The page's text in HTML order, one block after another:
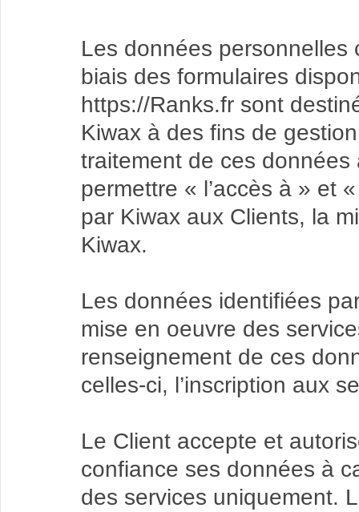
Les données personnelles
biais des formulaires
https://Ranks.fr sont
Kiwax à des fins de
traitement de ces
permettre « l’accès à » et
par Kiwax aux Clients, la
Kiwax.
Les données identifiées
mise en oeuvre des
renseignement de ces
celles-ci, l’inscription aux
Le Client accepte et
confiance ses données à
des services uniquement.